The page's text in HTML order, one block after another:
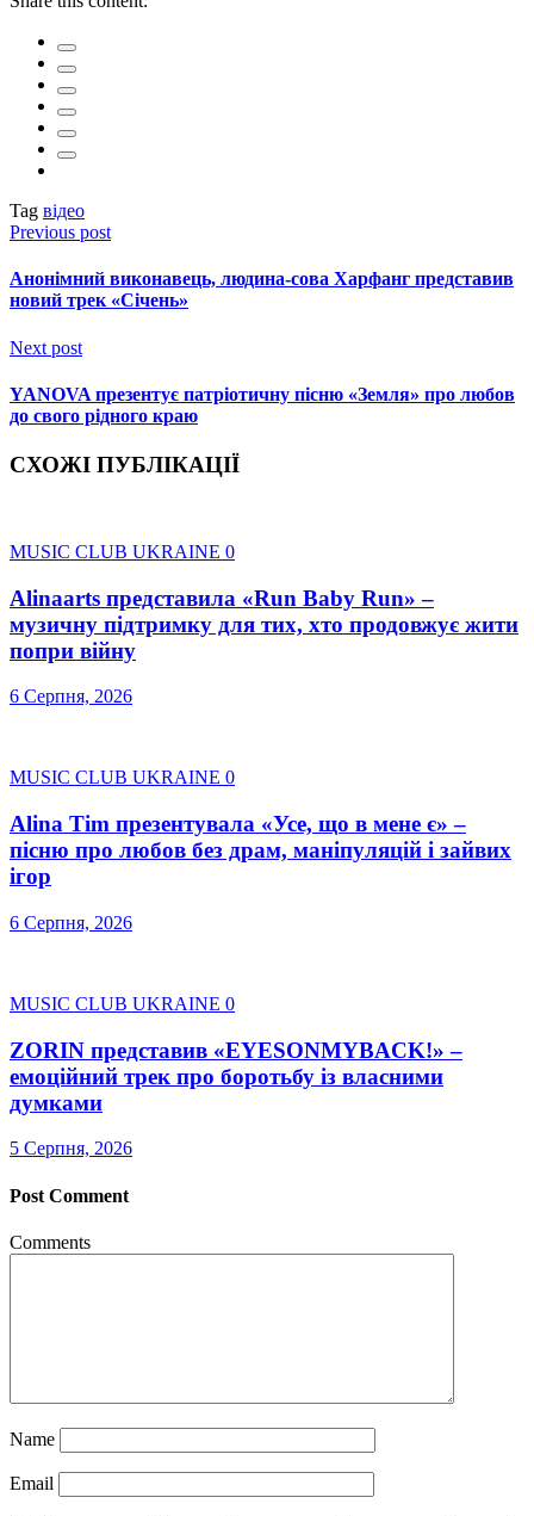
Tag відео
Previous post
Анонімний виконавець, людина-сова Харфанг представив
новий трек «Січень»
Next post
YANOVA презентує патріотичну пісню «Земля» про любов
до свого рідного краю
СХОЖІ ПУБЛІКАЦІЇ
MUSIC CLUB UKRAINE 0
Alinaarts представила «Run Baby Run» –
музичну підтримку для тих, хто продовжує жити
попри війну
6 Серпня, 2026
MUSIC CLUB UKRAINE 0
Alina Tim презентувала «Усе, що в мене є» –
пісню про любов без драм, маніпуляцій і зайвих
ігор
6 Серпня, 2026
MUSIC CLUB UKRAINE 0
ZORIN представив «EYESONMYBACK!» –
емоційний трек про боротьбу із власними
думками
5 Серпня, 2026
Post Comment
Comments
Name
Email